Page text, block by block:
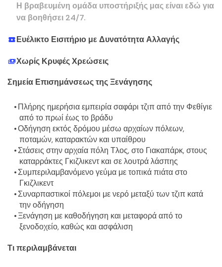
Η βραβευμένη ομάδα υποστήριξής μας είναι εδώ για
να βοηθήσει 24/7.
Ευέλικτο Εισιτήριο με Δυνατότητα Αλλαγής
Χωρίς Κρυφές Χρεώσεις
Σημεία Επισημάνσεως της Ξενάγησης
Πλήρης ημερήσια εμπειρία σαφάρι τζιπ από την Φεθίγιε
από το πρωί έως το βράδυ
Οδήγηση εκτός δρόμου μέσω αρχαίων πόλεων,
ποταμών, καταρακτών και υπαίθρου
Στάσεις στην αρχαία πόλη Τλος, στο Γιακαπάρκ, στους
καταρράκτες Γκιζλικεντ και σε λουτρά λάσπης
Συμπεριλαμβανόμενο γεύμα με τοπικά πιάτα στο
Γκιζλικεντ
Συναρπαστικοί πόλεμοι με νερό μεταξύ των τζιπ κατά
την οδήγηση
Ξενάγηση με καθοδήγηση και μεταφορά από το
ξενοδοχείο, καθώς και ασφάλιση
Τι περιλαμβάνεται